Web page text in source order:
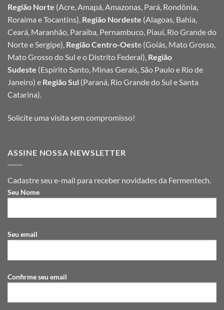
Região Norte (Acre, Amapá, Amazonas, Pará, Rondônia,
Roraima e Tocantins), Região Nordeste (Alagoas, Bahia,
Ceará, Maranhão, Paraíba, Pernambuco, Piauí, Rio Grande do
Norte e Sergipe), Região Centro-Oeste (Goiás, Mato Grosso,
Mato Grosso do Sul e o Distrito Federal), Região
Sudeste (Espírito Santo, Minas Gerais, São Paulo e Rio de
Janeiro) e Região Sul (Paraná, Rio Grande do Sul e Santa
Catarina).
Solicite uma visita sem compromisso!
ASSINE NOSSA NEWSLETTER
Cadastre seu e-mail para receber novidades da Fermentech.
Seu Nome
Seu email
Confirme seu email